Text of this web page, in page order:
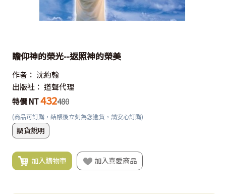
瞻仰神的榮光--返照神的榮美
作者： 沈約翰
出版社： 道聲代理
特價 NT432480
(商品可訂購，結帳後立刻為您進貨，請安心訂購)
調貨說明
加入購物車 加入喜愛商品